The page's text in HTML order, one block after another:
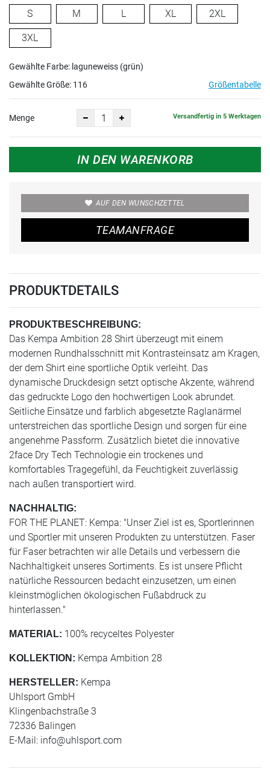
S M L XL 2XL
3XL
Gewählte Farbe: laguneweiss (grün)
Gewählte Größe: 116 Größentabelle
Menge Versandfertig in 5 Werktagen
IN DEN WARENKORB
AUF DEN WUNSCHZETTEL
TEAMANFRAGE
PRODUKTDETAILS
PRODUKTBESCHREIBUNG:
Das Kempa Ambition 28 Shirt überzeugt mit einem
modernen Rundhalsschnitt mit Kontrasteinsatz am Kragen,
der dem Shirt eine sportliche Optik verleiht. Das
dynamische Druckdesign setzt optische Akzente, während
das gedruckte Logo den hochwertigen Look abrundet.
Seitliche Einsätze und farblich abgesetzte Raglanärmel
unterstreichen das sportliche Design und sorgen für eine
angenehme Passform. Zusätzlich bietet die innovative
2face Dry Tech Technologie ein trockenes und
komfortables Tragegefühl, da Feuchtigkeit zuverlässig
nach außen transportiert wird.
NACHHALTIG:
FOR THE PLANET: Kempa: "Unser Ziel ist es, Sportlerinnen
und Sportler mit unseren Produkten zu unterstützen. Faser
für Faser betrachten wir alle Details und verbessern die
Nachhaltigkeit unseres Sortiments. Es ist unsere Pflicht
natürliche Ressourcen bedacht einzusetzen, um einen
kleinstmöglichen ökologischen Fußabdruck zu
hinterlassen."
MATERIAL: 100% recyceltes Polyester
KOLLEKTION: Kempa Ambition 28
HERSTELLER: Kempa
Uhlsport GmbH
Klingenbachstraße 3
72336 Balingen
E-Mail: info@uhlsport.com